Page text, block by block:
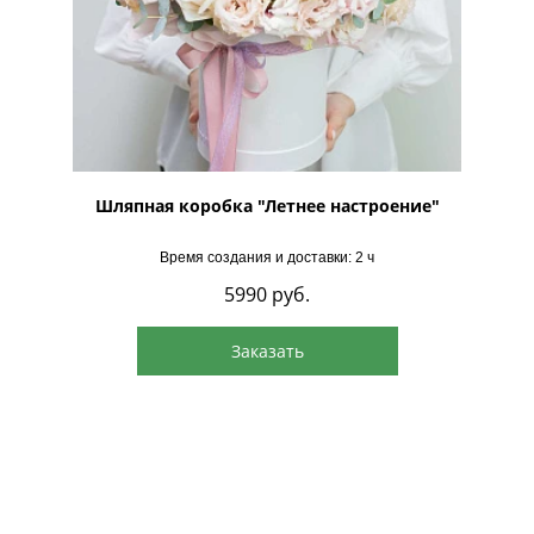
Шляпная коробка "Летнее настроение"
Время создания и доставки: 2 ч
5990 руб.
Заказать